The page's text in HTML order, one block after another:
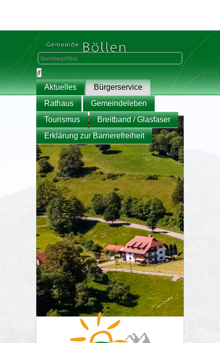
Aktuelles
Bürgerservice
Rathaus
Gemeindeleben
Tourismus
Breitband / Glasfaser
Erklärung zur Barrierefreiheit